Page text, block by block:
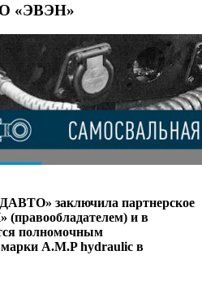
«ЭВЭН»
заключила партнерское
и в
полномочным
марки A.M.P hydraulic в